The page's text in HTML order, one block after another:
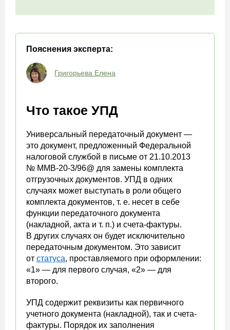
Пояснения эксперта:
Григорьева Елена
Что такое УПД
Универсальный передаточный документ —
это документ, предложенный Федеральной
налоговой службой в письме от 21.10.2013
№ ММВ-20-3/96@ для замены комплекта
отгрузочных документов. УПД в одних
случаях может выступать в роли общего
комплекта документов, т. е. несет в себе
функции передаточного документа
(накладной, акта и т. п.) и счета-фактуры.
В других случаях он будет исключительно
передаточным документом. Это зависит
от статуса, проставляемого при оформлении:
«1» — для первого случая, «2» — для
второго.
УПД содержит реквизиты как первичного
учетного документа (накладной), так и счета-
фактуры. Порядок их заполнения